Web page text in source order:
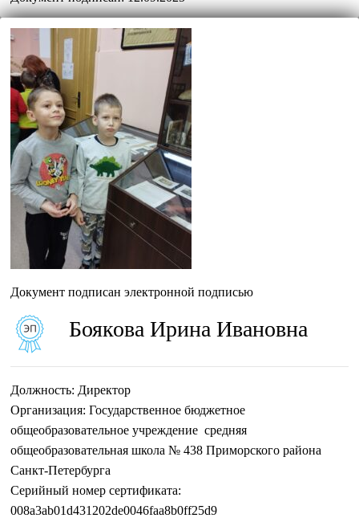
Документ подписан электронной подписью
Боякова Ирина Ивановна
Должность: Директор
Организация: Государственное бюджетное
общеобразовательное учреждение средняя
общеобразовательная школа № 438 Приморского района
Санкт-Петербурга
Серийный номер сертификата:
008a3ab01d431202de0046faa8b0ff25d9